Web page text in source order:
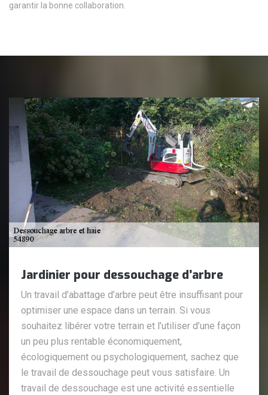
garantir la bonne collaboration.
Jardinier pour dessouchage d’arbre
Un travail d’abattage d’arbre peut être insuffisant pour
optimiser une espace dans un terrain. Si vous
souhaitez libérer votre terrain et l’utiliser d’une façon
un peu plus rentable économiquement,
écologiquement ou psychologiquement, sachez que
le travail de dessouchage peut vous satisfaire. Un
travail de dessouchage est une activité essentielle